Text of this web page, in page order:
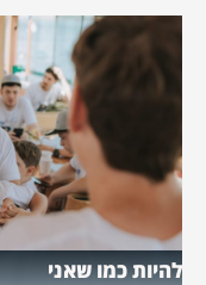
להיות כמו שאני